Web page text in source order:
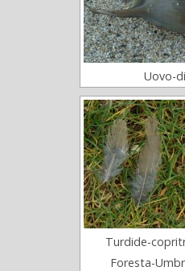
Uovo-
Turdide-
Foresta-